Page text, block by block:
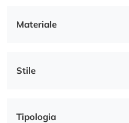
Materiale
Stile
Tipologia